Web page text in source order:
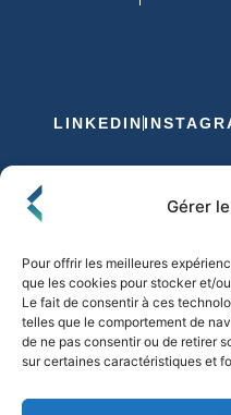
Gérer
Pour offrir les meilleures
que les cookies pour stocker et/
Le fait de consentir à ces
telles que le comportement de
de ne pas consentir ou de retirer
sur certaines caractéristiques et
LINKEDIN
Politique de Confidentialité et
© 2026 FLO &